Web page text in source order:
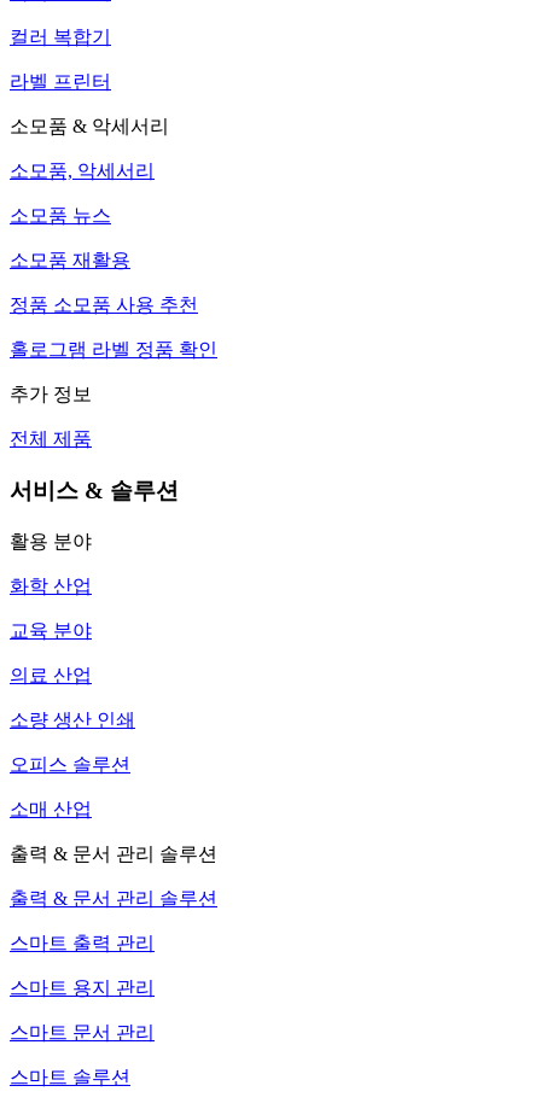
컬러 복합기
라벨 프린터
소모품 & 악세서리
소모품, 악세서리
소모품 뉴스
소모품 재활용
정품 소모품 사용 추천
홀로그램 라벨 정품 확인
추가 정보
전체 제품
서비스 & 솔루션
활용 분야
화학 산업
교육 분야
의료 산업
소량 생산 인쇄
오피스 솔루션
소매 산업
출력 & 문서 관리 솔루션
출력 & 문서 관리 솔루션
스마트 출력 관리
스마트 용지 관리
스마트 문서 관리
스마트 솔루션